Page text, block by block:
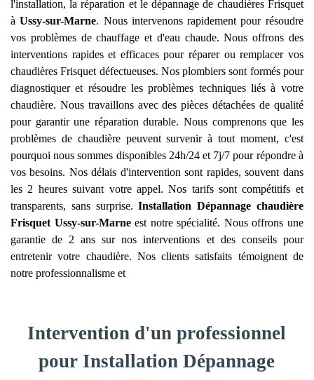
l'installation, la réparation et le dépannage de chaudières Frisquet
àUssy-sur-Marne. Nous intervenons rapidement pour résoudre
vos problèmes de chauffage et d'eau chaude. Nous offrons des
interventions rapides et efficaces pour réparer ou remplacer vos
chaudières Frisquet défectueuses. Nos plombiers sont formés pour
diagnostiquer et résoudre les problèmes techniques liés à votre
chaudière. Nous travaillons avec des pièces détachées de qualité
pour garantir une réparation durable. Nous comprenons que les
problèmes de chaudière peuvent survenir à tout moment, c'est
pourquoi nous sommes disponibles 24h/24 et 7j/7 pour répondre à
vos besoins. Nos délais d'intervention sont rapides, souvent dans
les 2 heures suivant votre appel. Nos tarifs sont compétitifs et
transparents, sans surprise.Installation Dépannage chaudière
Frisquet Ussy-sur-Marneest notre spécialité. Nous offrons une
garantie de 2 ans sur nos interventions et des conseils pour
entretenir votre chaudière. Nos clients satisfaits témoignent de
notre professionnalisme et
Intervention d'un professionnel
pour Installation Dépannage